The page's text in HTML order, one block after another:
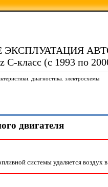
класс (с 1993 по
диагностика. электросхемы
двигателя
системы удаляется воздух